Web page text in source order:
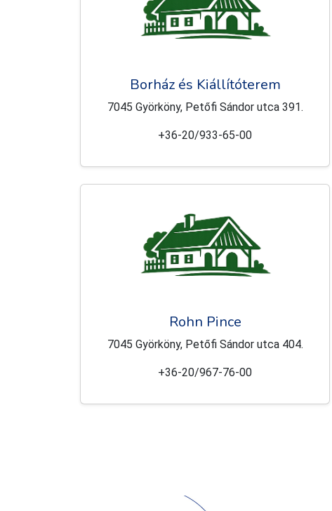
Borház és Kiállítóterem
7045 Györköny, Petőfi Sándor utca 391.
+36-20/933-65-00
Rohn Pince
7045 Györköny, Petőfi Sándor utca 404.
+36-20/967-76-00